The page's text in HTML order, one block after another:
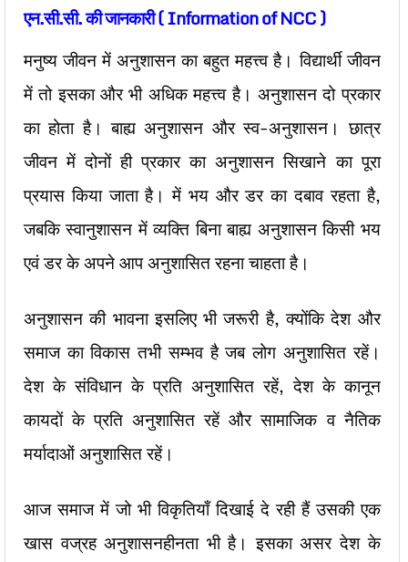
एन.सी.सी. की जानकारी ( Information of NCC )
मनुष्य जीवन में अनुशासन का बहुत महत्त्व है। विद्यार्थी जीवन
में तो इसका और भी अधिक महत्त्व है। अनुशासन दो प्रकार
का होता है। बाह्य अनुशासन और स्व-अनुशासन। छात्र
जीवन में दोनों ही प्रकार का अनुशासन सिखाने का पूरा
प्रयास किया जाता है। में भय और डर का दबाव रहता है,
जबकि स्वानुशासन में व्यक्ति बिना बाह्य अनुशासन किसी भय
एवं डर के अपने आप अनुशासित रहना चाहता है।
अनुशासन की भावना इसलिए भी जरूरी है, क्योंकि देश और
समाज का विकास तभी सम्भव है जब लोग अनुशासित रहें।
देश के संविधान के प्रति अनुशासित रहें, देश के कानून
कायदों के प्रति अनुशासित रहें और सामाजिक व नैतिक
मर्यादाओं अनुशासित रहें।
आज समाज में जो भी विकृतियाँ दिखाई दे रही हैं उसकी एक
खास वज्रह अनुशासनहीनता भी है। इसका असर देश के